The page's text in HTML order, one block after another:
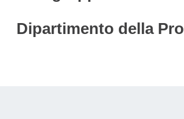
Dipartimento della